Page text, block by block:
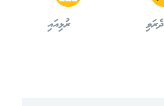
ދެރަވި ރުޅިއައި